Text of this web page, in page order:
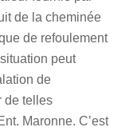
de la cheminée
de refoulement
peut
de
de telles
Maronne. C’est